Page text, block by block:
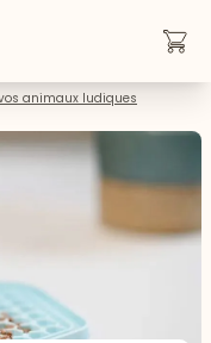
animaux ludiques